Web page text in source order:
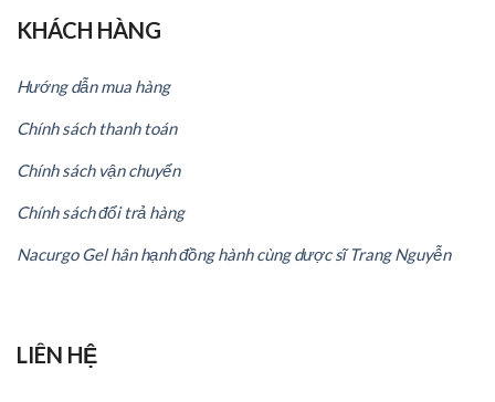
KHÁCH HÀNG
Hướng dẫn mua hàng
Chính sách thanh toán
Chính sách vận chuyển
Chính sách đổi trả hàng
Nacurgo Gel hân hạnh đồng hành cùng dược sĩ Trang Nguyễn
LIÊN HỆ